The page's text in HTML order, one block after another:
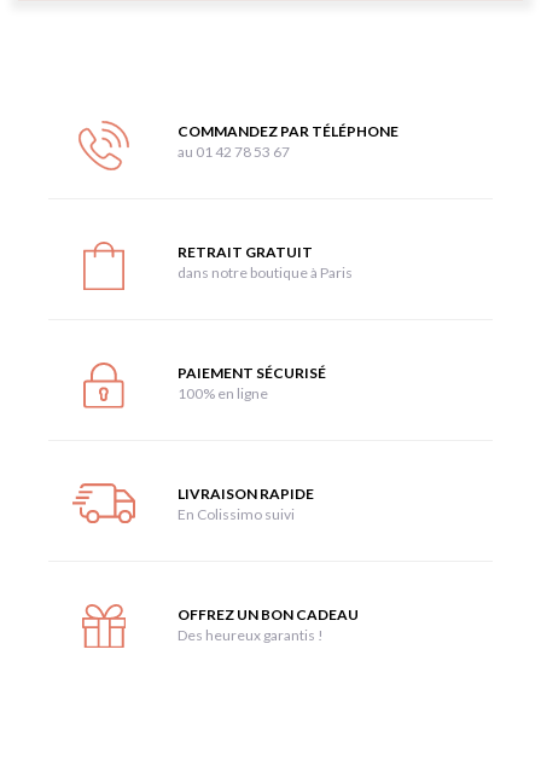
COMMANDEZ PAR TÉLÉPHONE
au 01 42 78 53 67
RETRAIT GRATUIT
dans notre boutique à Paris
PAIEMENT SÉCURISÉ
100% en ligne
LIVRAISON RAPIDE
En Colissimo suivi
OFFREZ UN BON CADEAU
Des heureux garantis !